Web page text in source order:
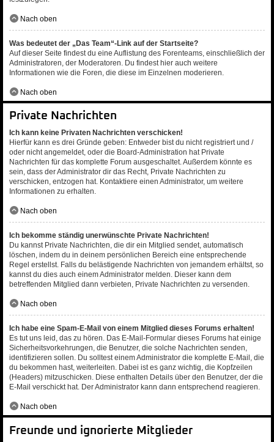
Nach oben
Was bedeutet der „Das Team“-Link auf der Startseite?
Auf dieser Seite findest du eine Auflistung des Forenteams, einschließlich der
Administratoren, der Moderatoren. Du findest hier auch weitere
Informationen wie die Foren, die diese im Einzelnen moderieren.
Nach oben
Private Nachrichten
Ich kann keine Privaten Nachrichten verschicken!
Hierfür kann es drei Gründe geben: Entweder bist du nicht registriert und /
oder nicht angemeldet, oder die Board-Administration hat Private
Nachrichten für das komplette Forum ausgeschaltet. Außerdem könnte es
sein, dass der Administrator dir das Recht, Private Nachrichten zu
verschicken, entzogen hat. Kontaktiere einen Administrator, um weitere
Informationen zu erhalten.
Nach oben
Ich bekomme ständig unerwünschte Private Nachrichten!
Du kannst Private Nachrichten, die dir ein Mitglied sendet, automatisch
löschen, indem du in deinem persönlichen Bereich eine entsprechende
Regel erstellst. Falls du belästigende Nachrichten von jemandem erhältst, so
kannst du dies auch einem Administrator melden. Dieser kann dem
betreffenden Mitglied dann verbieten, Private Nachrichten zu versenden.
Nach oben
Ich habe eine Spam-E-Mail von einem Mitglied dieses Forums erhalten!
Es tut uns leid, das zu hören. Das E-Mail-Formular dieses Forums hat einige
Sicherheitsvorkehrungen, die Benutzer, die solche Nachrichten senden,
identifizieren sollen. Du solltest einem Administrator die komplette E-Mail, die
du bekommen hast, weiterleiten. Dabei ist es ganz wichtig, die Kopfzeilen
(Headers) mitzuschicken. Diese enthalten Details über den Benutzer, der die
E-Mail verschickt hat. Der Administrator kann dann entsprechend reagieren.
Nach oben
Freunde und ignorierte Mitglieder